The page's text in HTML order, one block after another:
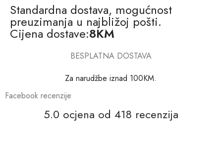
Standardna dostava, mogućnost
preuzimanja u najbližoj pošti.
Cijena dostave:8KM
BESPLATNA DOSTAVA
Za narudžbe iznad 100KM.
Facebook recenzije
5.0 ocjena od 418 recenzija